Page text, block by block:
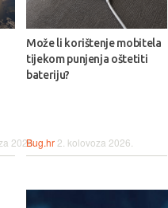
2026.
Može li korištenje mobitela
tijekom punjenja oštetiti
bateriju?
Bug.hr 2. kolovoza 2026.